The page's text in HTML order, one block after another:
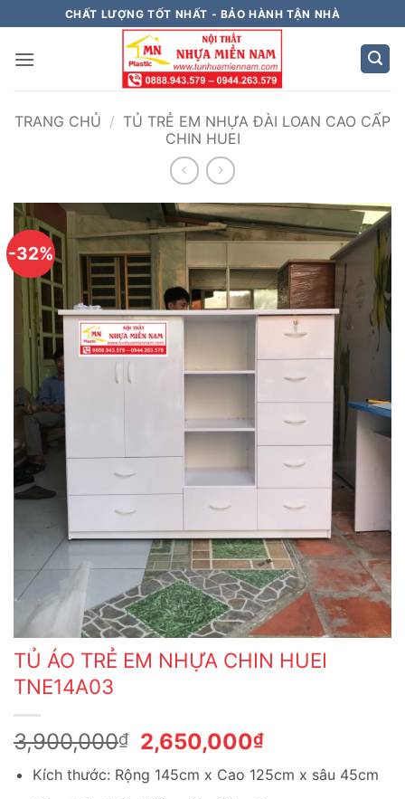
qua
nội
CHẤT LƯỢNG TỐT NHẤT - BẢO HÀNH TẬN NHÀ
TRANG CHỦ / TỦ TRẺ EM NHỰA ĐÀI LOAN CAO CẤP
CHIN HUEI
-32%
TỦ ÁO TRẺ EM NHỰA CHIN HUEI
TNE14A03
3,900,000₫
Giá
gốc
là:
2,650,000₫Giá
hiện
tại
Kích thước: Rộng 145cm x Cao 125cm x sâu 45cm